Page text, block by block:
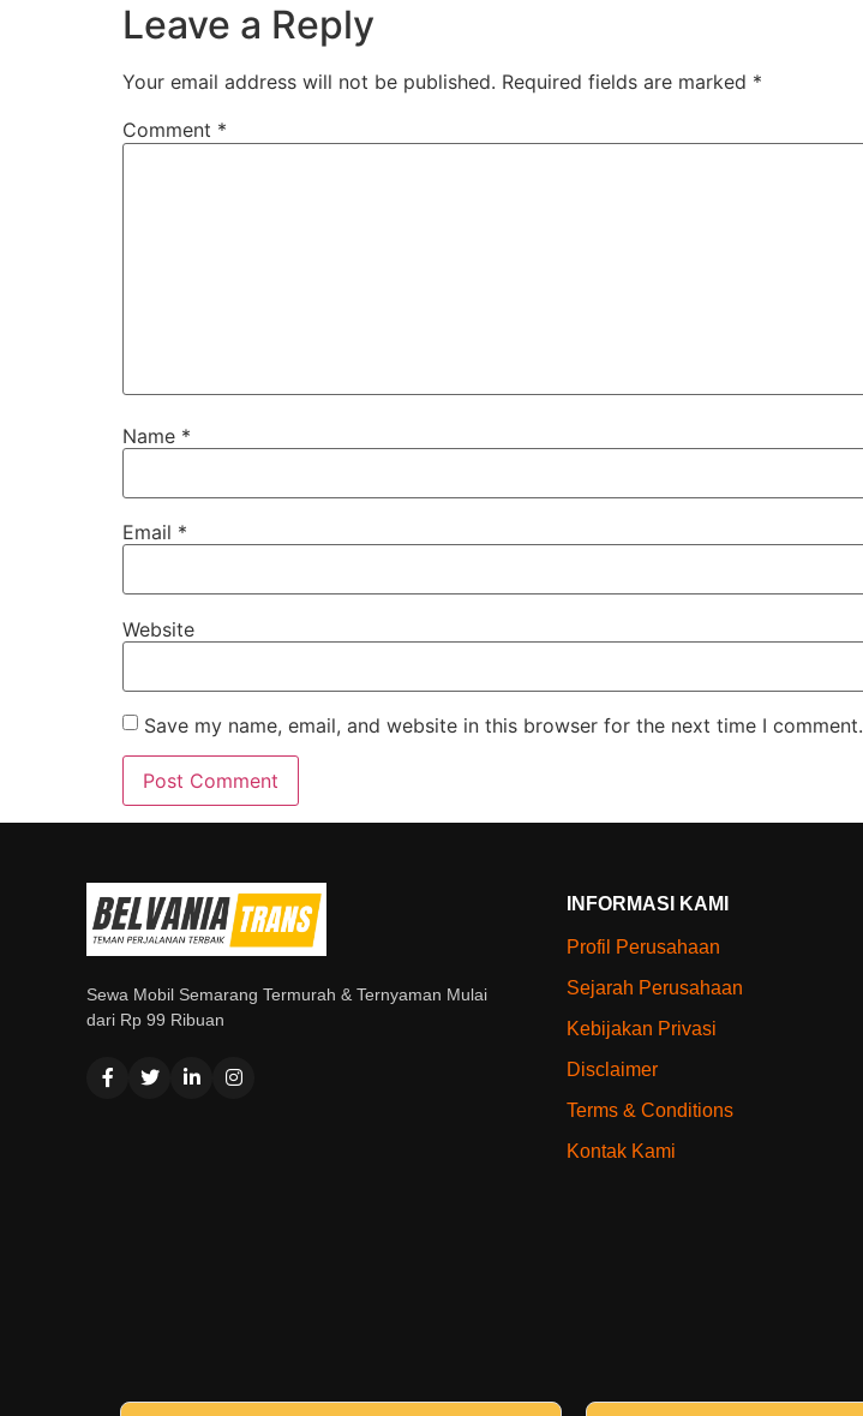
Leave a Reply
Your email address will not be published. Required fields are marked *
Comment *
Name *
Email *
Website
Save my name, email, and website in this browser for the next time I comment.
Sewa Mobil Semarang Termurah & Ternyaman Mulai
dari Rp 99 Ribuan
INFORMASI KAMI
Profil Perusahaan
Sejarah Perusahaan
Kebijakan Privasi
Disclaimer
Terms & Conditions
Kontak Kami